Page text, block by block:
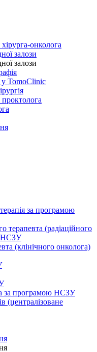
онколога
залози
залози
у TomoClinic
проктолога
за програмою
терапевта (радіаційного
НСЗУ
(клінічного онколога)
за програмою НСЗУ
(централізоване